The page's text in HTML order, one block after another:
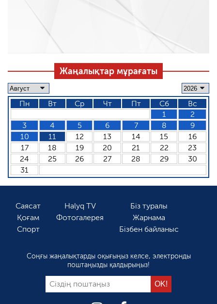
Жаңалықтар мұрағаты
Пн Вт Ср Чт Пт Сб
Вс
1
2
3
4 5 6 7 8
9
10
11 12 13 14 15
16
17
18 19 20 21 22
23
24
25 26 27 28 29
30
31
Саясат
Қоғам
Спорт
Halyq TV
Фотогалерея
Біз туралы
Жарнама
Бізбен байланыс
Соңғы жаңалықтарды оқығыңыз келсе, электронды
поштаңызды қалдырыңыз!